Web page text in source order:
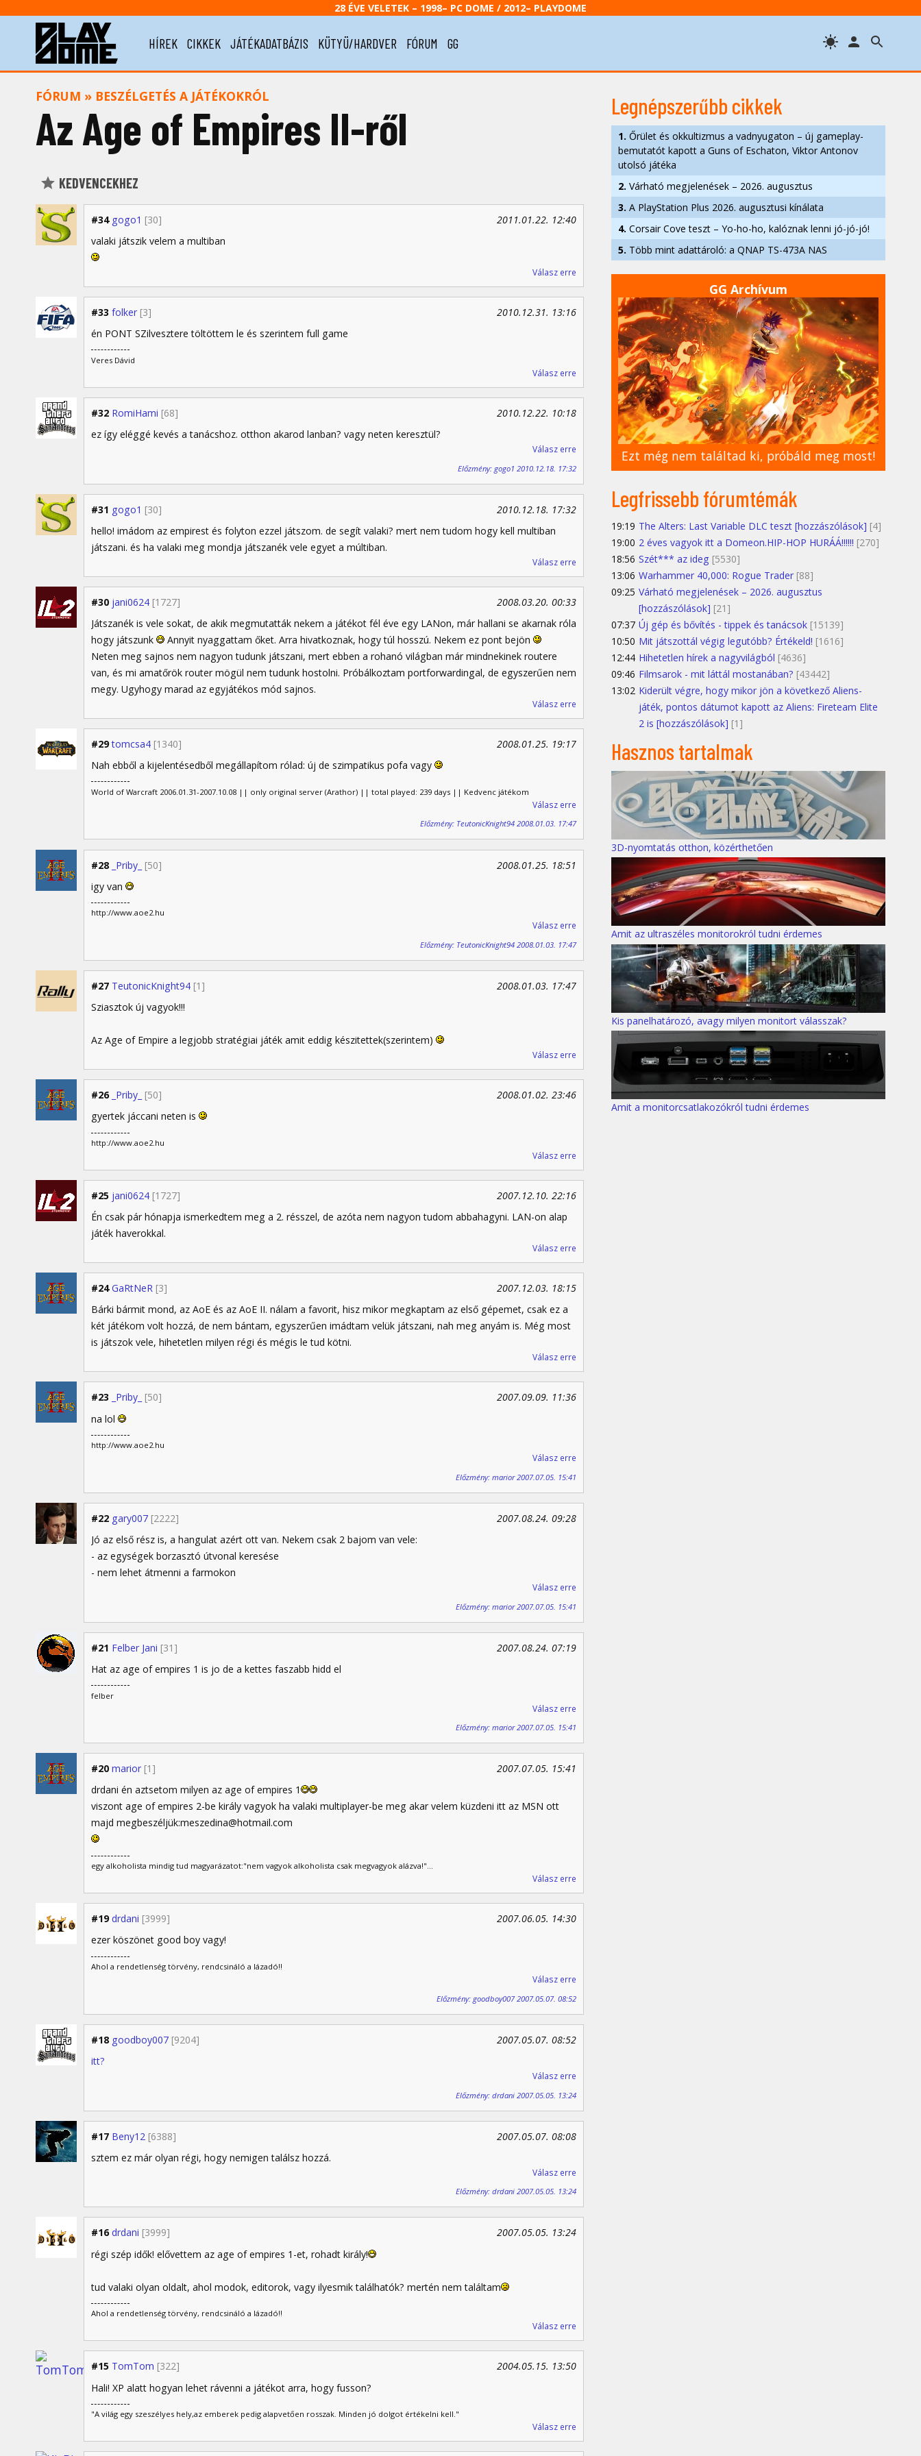
28 ÉVE VELETEK – 1998– PC DOME / 2012– PLAYDOME
HÍREK CIKKEK JÁTÉKADATBÁZIS KÜTYÜ/HARDVER FÓRUM GG
FÓRUM » BESZÉLGETÉS A JÁTÉKOKRÓL
Az Age of Empires II-ről
KEDVENCEKHEZ
#34 gogo1 [30]
2011.01.22. 12:40
valaki játszik velem a multiban
Válasz erre
#33 folker [3]
2010.12.31. 13:16
én PONT SZilvesztere töltöttem le és szerintem full game
Veres Dávid
Válasz erre
#32 RomiHami [68]
2010.12.22. 10:18
ez így eléggé kevés a tanácshoz. otthon akarod lanban? vagy neten keresztül?
Válasz erre
Előzmény: gogo1 2010.12.18. 17:32
#31 gogo1 [30]
2010.12.18. 17:32
hello! imádom az empirest és folyton ezzel játszom. de segít valaki? mert nem tudom hogy kell multiban
játszani. és ha valaki meg mondja játszanék vele egyet a múltiban.
Válasz erre
#30 jani0624 [1727]
2008.03.20. 00:33
Játszanék is vele sokat, de akik megmutatták nekem a játékot fél éve egy LANon, már hallani se akarnak róla
hogy játszunk
Annyit nyaggattam őket. Arra hivatkoznak, hogy túl hosszú. Nekem ez pont bejön
Neten meg sajnos nem nagyon tudunk játszani, mert ebben a rohanó világban már mindnekinek routere
van, és mi amatőrök router mögül nem tudunk hostolni. Próbálkoztam portforwardingal, de egyszerűen nem
megy. Ugyhogy marad az egyjátékos mód sajnos.
Válasz erre
#29 tomcsa4 [1340]
2008.01.25. 19:17
Nah ebből a kijelentésedből megállapítom rólad: új de szimpatikus pofa vagy
World of Warcraft 2006.01.31-2007.10.08 || only original server (Arathor) || total played: 239 days || Kedvenc játékom
Válasz erre
Előzmény: TeutonicKnight94 2008.01.03. 17:47
#28 _Priby_ [50]
2008.01.25. 18:51
igy van
http://www.aoe2.hu
Válasz erre
Előzmény: TeutonicKnight94 2008.01.03. 17:47
#27 TeutonicKnight94 [1]
2008.01.03. 17:47
Sziasztok új vagyok!!!
Az Age of Empire a legjobb stratégiai játék amit eddig készitettek(szerintem)
Válasz erre
#26 _Priby_ [50]
2008.01.02. 23:46
gyertek jáccani neten is
http://www.aoe2.hu
Válasz erre
#25 jani0624 [1727]
2007.12.10. 22:16
Én csak pár hónapja ismerkedtem meg a 2. résszel, de azóta nem nagyon tudom abbahagyni. LAN-on alap
játék haverokkal.
Válasz erre
#24 GaRtNeR [3]
2007.12.03. 18:15
Bárki bármit mond, az AoE és az AoE II. nálam a favorit, hisz mikor megkaptam az első gépemet, csak ez a
két játékom volt hozzá, de nem bántam, egyszerűen imádtam velük játszani, nah meg anyám is. Még most
is játszok vele, hihetetlen milyen régi és mégis le tud kötni.
Válasz erre
#23 _Priby_ [50]
2007.09.09. 11:36
na lol
http://www.aoe2.hu
Válasz erre
Előzmény: marior 2007.07.05. 15:41
#22 gary007 [2222]
2007.08.24. 09:28
Jó az első rész is, a hangulat azért ott van. Nekem csak 2 bajom van vele:
- az egységek borzasztó útvonal keresése
- nem lehet átmenni a farmokon
Válasz erre
Előzmény: marior 2007.07.05. 15:41
#21 Felber Jani [31]
2007.08.24. 07:19
Hat az age of empires 1 is jo de a kettes faszabb hidd el
felber
Válasz erre
Előzmény: marior 2007.07.05. 15:41
#20 marior [1]
2007.07.05. 15:41
drdani én aztsetom milyen az age of empires 1
viszont age of empires 2-be király vagyok ha valaki multiplayer-be meg akar velem küzdeni itt az MSN ott
majd megbeszéljük:meszedina@hotmail.com
egy alkoholista mindig tud magyarázatot:"nem vagyok alkoholista csak megvagyok alázva!"...
Válasz erre
#19 drdani [3999]
2007.06.05. 14:30
ezer köszönet good boy vagy!
Ahol a rendetlenség törvény, rendcsináló a lázadó!!
Válasz erre
Előzmény: goodboy007 2007.05.07. 08:52
#18 goodboy007 [9204]
2007.05.07. 08:52
itt?
Válasz erre
Előzmény: drdani 2007.05.05. 13:24
#17 Beny12 [6388]
2007.05.07. 08:08
sztem ez már olyan régi, hogy nemigen találsz hozzá.
Válasz erre
Előzmény: drdani 2007.05.05. 13:24
#16 drdani [3999]
2007.05.05. 13:24
régi szép idők! elővettem az age of empires 1-et, rohadt király!
tud valaki olyan oldalt, ahol modok, editorok, vagy ilyesmik találhatók? mertén nem találtam
Ahol a rendetlenség törvény, rendcsináló a lázadó!!
Válasz erre
#15 TomTom [322]
2004.05.15. 13:50
Hali! XP alatt hogyan lehet rávenni a játékot arra, hogy fusson?
"A világ egy szeszélyes hely,az emberek pedig alapvetően rosszak. Minden jó dolgot értékelni kell."
Válasz erre
Legnépszerűbb cikkek
1. Őrület és okkultizmus a vadnyugaton – új gameplay-
bemutatót kapott a Guns of Eschaton, Viktor Antonov
utolsó játéka
2. Várható megjelenések – 2026. augusztus
3. A PlayStation Plus 2026. augusztusi kínálata
4. Corsair Cove teszt – Yo-ho-ho, kalóznak lenni jó-jó-jó!
5. Több mint adattároló: a QNAP TS-473A NAS
GG Archívum
Ezt még nem találtad ki, próbáld meg most!
Legfrissebb fórumtémák
19:19 The Alters: Last Variable DLC teszt [hozzászólások] [4]
19:00 2 éves vagyok itt a Domeon.HIP-HOP HURÁÁ!!!!!! [270]
18:56 Szét*** az ideg [5530]
13:06 Warhammer 40,000: Rogue Trader [88]
09:25 Várható megjelenések – 2026. augusztus
[hozzászólások] [21]
07:37 Új gép és bővítés - tippek és tanácsok [15139]
10:50 Mit játszottál végig legutóbb? Értékeld! [1616]
12:44 Hihetetlen hírek a nagyvilágból [4636]
09:46 Filmsarok - mit láttál mostanában? [43442]
13:02 Kiderült végre, hogy mikor jön a következő Aliens-
játék, pontos dátumot kapott az Aliens: Fireteam Elite
2 is [hozzászólások] [1]
Hasznos tartalmak
3D-nyomtatás otthon, közérthetően
Amit az ultraszéles monitorokról tudni érdemes
Kis panelhatározó, avagy milyen monitort válasszak?
Amit a monitorcsatlakozókról tudni érdemes